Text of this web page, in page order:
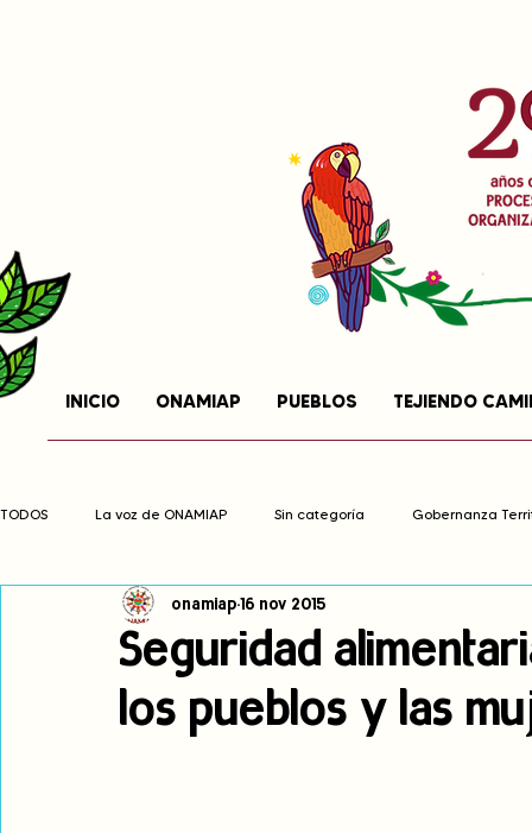
INICIO ONAMIAP PUEBLOS TEJIENDO
TODOS La voz de ONAMIAP Sin categoría Gobernanza
Cambio climático Navegador indígena
Pronunciamientos Observatorio de consulta previa
Seguridad
los pueblos y las
onamiap 16 nov 2015